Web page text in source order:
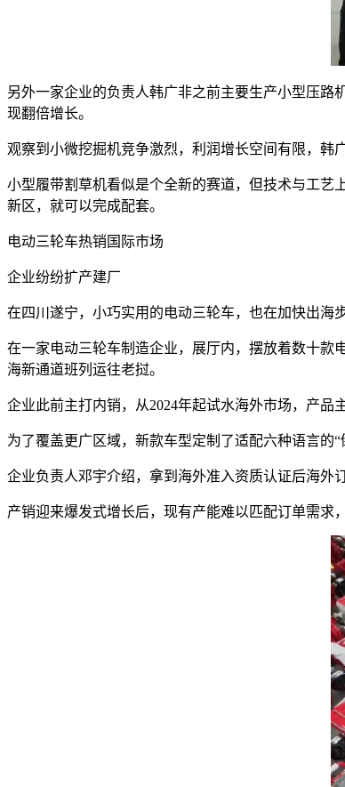
另外一家企业的负责人韩广非之前主要生产小型压路
现翻倍增长。
观察到小微挖掘机竞争激烈，利润增长空间有限，
小型履带割草机看似是个全新的赛道，但技术与工艺
新区，就可以完成配套。
电动三轮车热销国际市场
企业纷纷扩产建厂
在四川遂宁，小巧实用的电动三轮车，也在加快出海步
在一家电动三轮车制造企业，展厅内，摆放着数十款
海新通道班列运往老挝。
企业此前主打内销，从2024年起试水海外市场，产品
为了覆盖更广区域，新款车型定制了适配六种语言的“
企业负责人邓宇介绍，拿到海外准入资质认证后海外
产销迎来爆发式增长后，现有产能难以匹配订单需求